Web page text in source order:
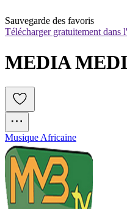
Sauvegarde des favoris
Télécharger gratuitement dans
MEDIA
Musique Africaine